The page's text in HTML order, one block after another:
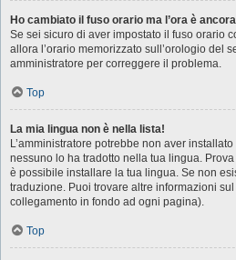
Ho cambiato il fuso orario ma l’ora è
Se sei sicuro di aver impostato il fuso orario
allora l’orario memorizzato sull’orologio del
amministratore per correggere il problema.
Top
La mia lingua non è nella lista!
L’amministratore potrebbe non aver
nessuno lo ha tradotto nella tua lingua.
è possibile installare la tua lingua. Se non
traduzione. Puoi trovare altre informazioni
collegamento in fondo ad ogni pagina).
Top